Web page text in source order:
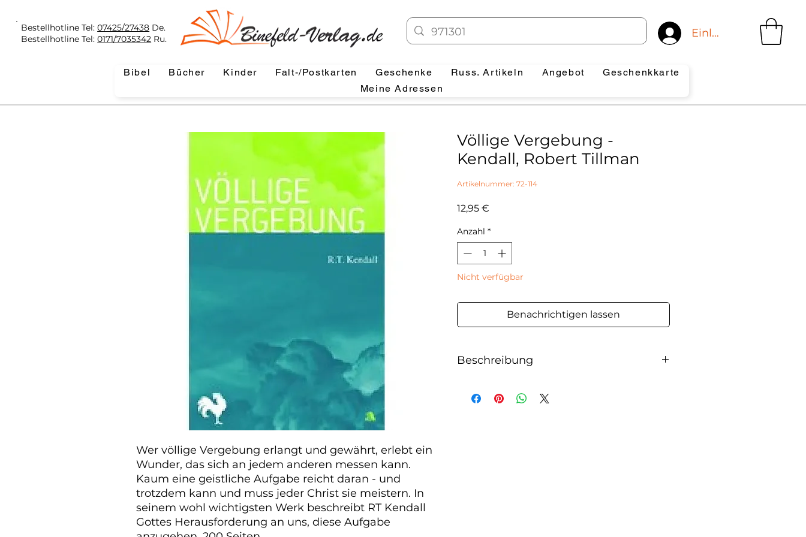
Bestellhotline Tel:07425/27438 De.
Bestellhotline Tel:0171/7035342 Ru. Einloggen
Bibel Bücher Kinder Falt-/Postkarten Geschenke Russ. Artikeln Angebot
Geschenkkarte
Meine Adressen
Wer völlige Vergebung erlangt und gewährt, erlebt ein
Wunder, das sich an jedem anderen messen kann.
Kaum eine geistliche Aufgabe reicht daran - und
trotzdem kann und muss jeder Christ sie meistern. In
seinem wohl wichtigsten Werk beschreibt RT Kendall
Gottes Herausforderung an uns, diese Aufgabe
Völlige Vergebung -
Kendall, Robert Tillman
Artikelnummer: 72-114
12,95 €
Anzahl *
Nicht verfügbar
Benachrichtigen lassen
Beschreibung